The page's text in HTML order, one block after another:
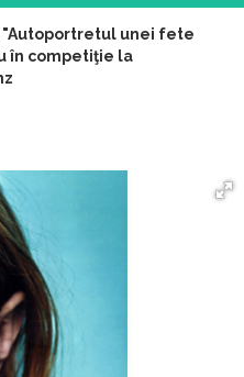
"Autoportretul unei fete
în competiţie la